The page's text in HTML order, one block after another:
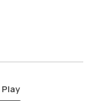
ao
Play